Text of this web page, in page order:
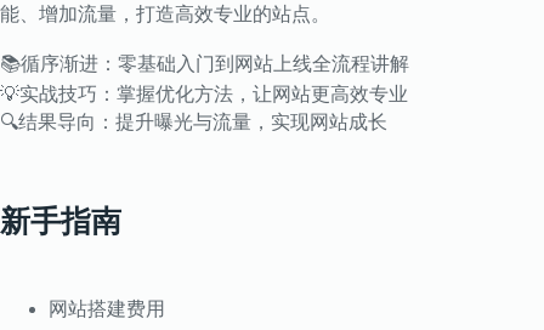
能、增加流量，打造高效专业的站点。
📚循序渐进：零基础入门到网站上线全流程讲解
💡实战技巧：掌握优化方法，让网站更高效专业
🔍结果导向：提升曝光与流量，实现网站成长
新手指南
网站搭建费用